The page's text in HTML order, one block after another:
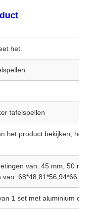
het.
tafelspellen
het product bekijken, het
van: 45 mm, 50 mm,
68*48,81*56,94*66 mm
1 set met aluminium chip